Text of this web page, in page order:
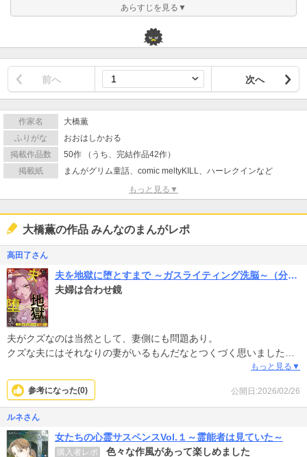
あらすじを見る▼
前へ 次へ
作家名
大橋薫
ふりがな
おおはしかおる
掲載作品数
50作 （うち、完結作品42作）
掲載紙
まんがグリム童話、comic meltyKILL、ハーレクインなど
もっと見る▼
大橋薫の作品 みんなのまんがレポ
高田了さん
夫を地獄に堕とすまで ～ガスライティング洗脳～（分冊版）
夫婦は合わせ鏡
夫がクズなのは当然として、妻側にも問題あり。
クズな夫にはそれなりの妻がいるもんだなとつくづく思いました。
もっと見る▼
公開日:2026/02/26
参考になった(0)
ルネさん
女たちの心霊サスペンスVol.１～霊能者は見ていた～
購入者レポ 色々な作風があって楽しめました